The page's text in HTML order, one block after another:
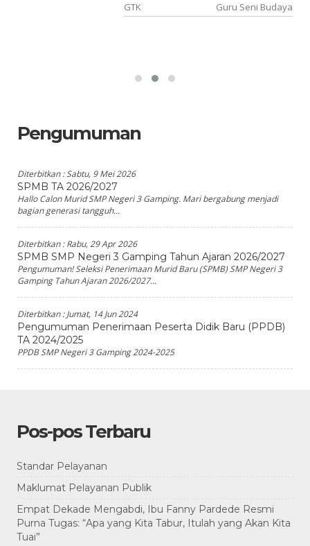
GTK
Guru Seni Budaya
Pengumuman
Diterbitkan :Sabtu, 9 Mei 2026
SPMB TA 2026/2027
Hallo Calon Murid SMP Negeri 3 Gamping. Mari bergabung menjadi
bagian generasi tangguh...
Diterbitkan :Rabu, 29 Apr 2026
SPMB SMP Negeri 3 Gamping Tahun Ajaran 2026/2027
Pengumuman! Seleksi Penerimaan Murid Baru (SPMB) SMP Negeri 3
Gamping Tahun Ajaran 2026/2027...
Diterbitkan :Jumat, 14 Jun 2024
Pengumuman Penerimaan Peserta Didik Baru (PPDB)
TA 2024/2025
PPDB SMP Negeri 3 Gamping 2024-2025
Pos-pos Terbaru
Standar Pelayanan
Maklumat Pelayanan Publik
Empat Dekade Mengabdi, Ibu Fanny Pardede Resmi
Purna Tugas: “Apa yang Kita Tabur, Itulah yang Akan Kita
Tuai”